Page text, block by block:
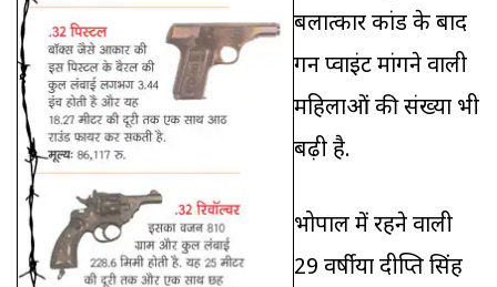
बलात्कार कांड के बाद
गन प्वाइंट मांगने वाली
महिलाओं की संख्या भी
बढ़ी है.
भोपाल में रहने वाली
29 वर्षीया दीप्ति सिंह